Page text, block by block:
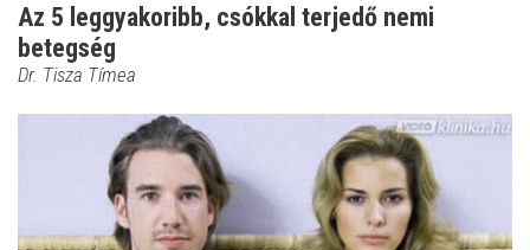
Az 5 leggyakoribb, csókkal terjedő nemi
betegség
Dr. Tisza Tímea